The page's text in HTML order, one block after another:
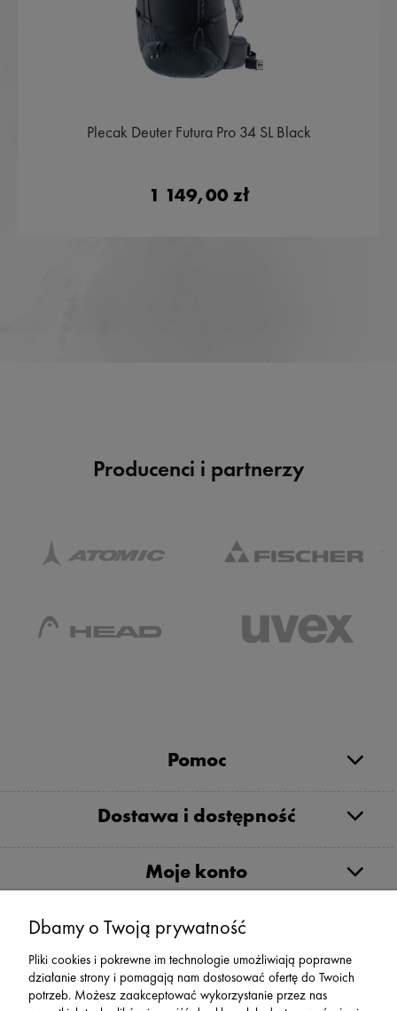
Plecak Deuter Futura Pro 34 SL Black
1 149,00 zł
Producenci i partnerzy
Pomoc
Dostawa i dostępność
Moje konto
Serwis
Zwroty,Reklamacje Wymiany
Dbamy o Twoją prywatność
Pliki cookies i pokrewne im technologie umożliwiają poprawne
działanie strony i pomagają nam dostosować ofertę do Twoich
potrzeb. Możesz zaakceptować wykorzystanie przez nas